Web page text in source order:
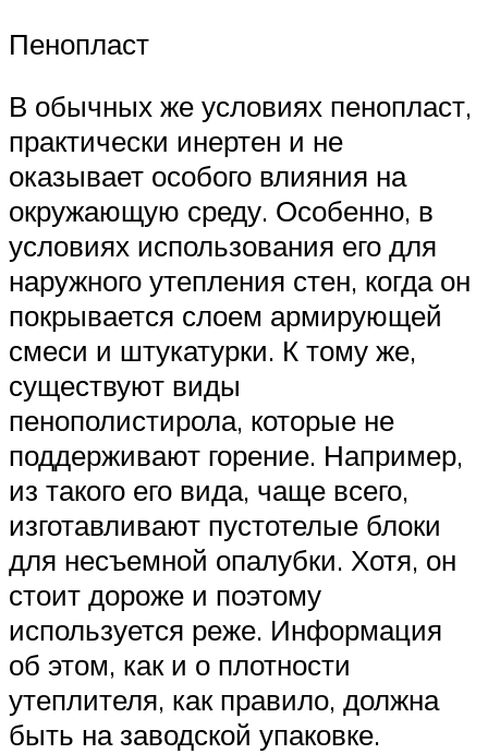
Пенопласт
В обычных же условиях пенопласт,
практически инертен и не
оказывает особого влияния на
окружающую среду. Особенно, в
условиях использования его для
наружного утепления стен, когда он
покрывается слоем армирующей
смеси и штукатурки. К тому же,
существуют виды
пенополистирола, которые не
поддерживают горение. Например,
из такого его вида, чаще всего,
изготавливают пустотелые блоки
для несъемной опалубки. Хотя, он
стоит дороже и поэтому
используется реже. Информация
об этом, как и о плотности
утеплителя, как правило, должна
быть на заводской упаковке.